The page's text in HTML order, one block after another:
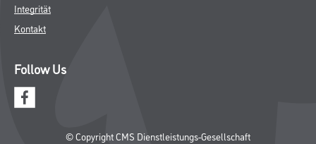
Integrität
Kontakt
Follow Us
© Copyright CMS Dienstleistungs-Gesellschaft